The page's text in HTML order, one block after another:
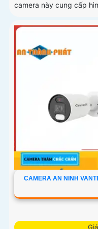
camera này cung cấp
CAMERA AN NINH